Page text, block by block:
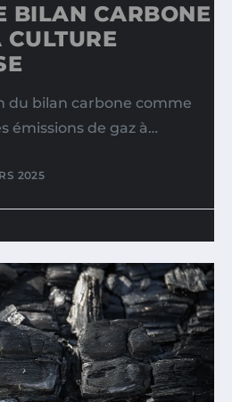
BILAN CARBONE
du bilan carbone comme
émissions de gaz à…
2025